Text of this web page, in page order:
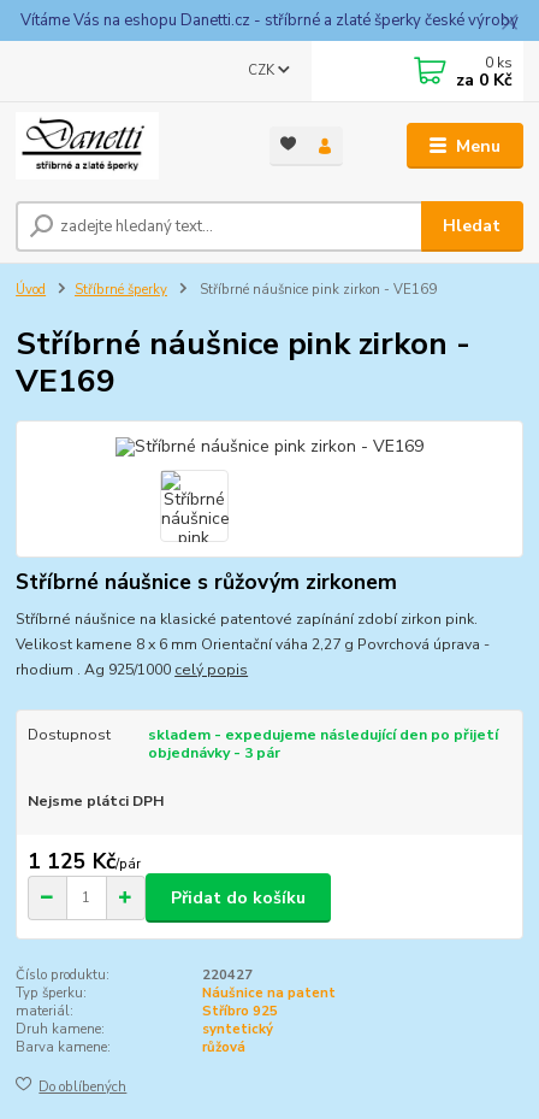
Vítáme Vás na eshopu Danetti.cz - stříbrné a zlaté šperky české výroby
Menu
CZK
Hledat
0 ks
za 0 Kč
Úvod Stříbrné šperky Stříbrné náušnice pink zirkon - VE169
Stříbrné náušnice pink zirkon -
VE169
Stříbrné náušnice s růžovým zirkonem
Stříbrné náušnice na klasické patentové zapínání zdobí zirkon pink.
Velikost kamene 8 x 6 mm Orientační váha 2,27 g Povrchová úprava -
rhodium . Ag 925/1000 celý popis
Dostupnost
skladem - expedujeme následující den po přijetí
objednávky - 3 pár
Nejsme plátci DPH
1 125 Kč/pár
Přidat do košíku
Číslo produktu:
220427
Typ šperku:
Náušnice na patent
materiál:
Stříbro 925
Druh kamene:
syntetický
Barva kamene:
růžová
Do oblíbených